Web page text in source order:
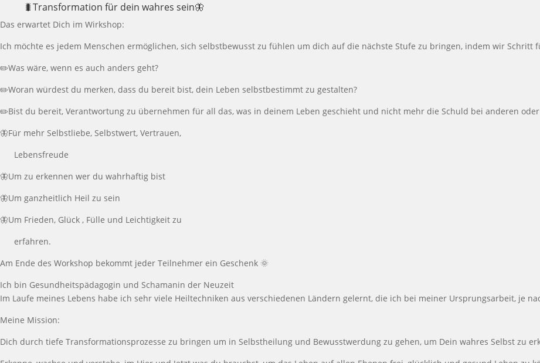
🐛Transformation für dein wahres sein🦋
Das erwartet Dich im Wirkshop:
Ich möchte es jedem Menschen ermöglichen, sich selbstbewusst zu fühlen um dich auf die nächste Stufe zu bringen, indem wir
✏️Was wäre, wenn es auch anders geht?
✏️Woran würdest du merken, dass du bereit bist, dein Leben selbstbestimmt zu gestalten?
✏️Bist du bereit, Verantwortung zu übernehmen für all das, was in deinem Leben geschieht und nicht mehr die Schuld bei anderen
🦋Für mehr Selbstliebe, Selbstwert, Vertrauen,
Lebensfreude
🦋Um zu erkennen wer du wahrhaftig bist
🦋Um ganzheitlich Heil zu sein
🦋Um Frieden, Glück , Fülle und Leichtigkeit zu
erfahren.
Am Ende des Workshop bekommt jeder Teilnehmer ein Geschenk 🌞
Ich bin Gesundheitspädagogin und Schamanin der Neuzeit
Im Laufe meines Lebens habe ich sehr viele Heiltechniken aus verschiedenen Ländern gelernt, die ich bei meiner Ursprungsarbeit, je
Meine Mission:
Dich durch tiefe Transformationsprozesse zu bringen um in Selbstheilung und Bewusstwerdung zu gehen, um Dein wahres Selbst zu